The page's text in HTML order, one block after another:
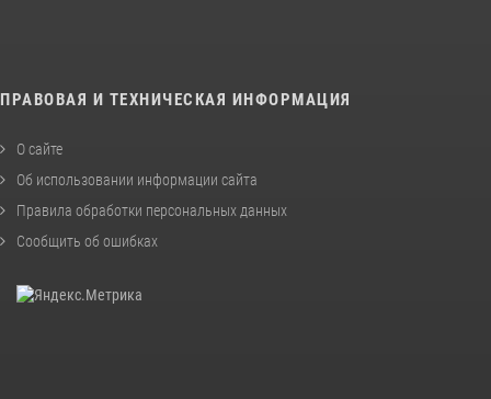
ПРАВОВАЯ И ТЕХНИЧЕСКАЯ ИНФОРМАЦИЯ
О сайте
Об использовании информации сайта
Правила обработки персональных данных
Сообщить об ошибках